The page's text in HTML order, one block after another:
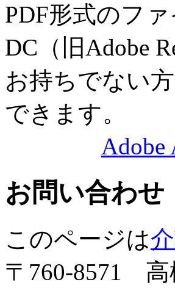
PDF形式のファ
DC（旧Adobe
お持ちでない
できます。
Adobe
お問い合わせ
このページは
〒760-8571 高